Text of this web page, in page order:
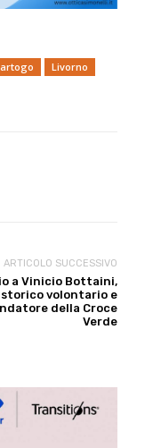
Livorno
ARTICOLO SUCCESSIVO
a Vinicio Bottaini,
storico volontario e
della Croce
Verde